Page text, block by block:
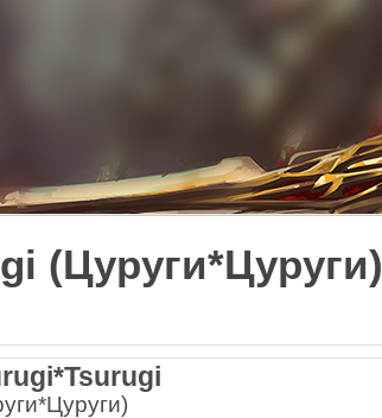
(Цуруги*Цуруги)